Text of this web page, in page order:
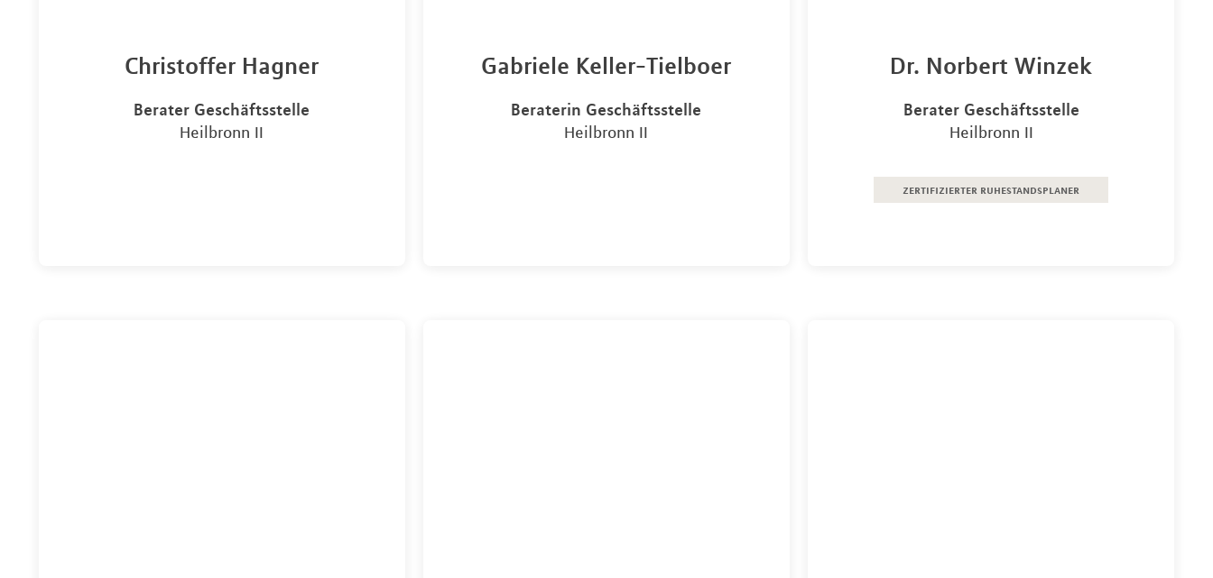
Christoffer Hagner
Berater Geschäftsstelle
Heilbronn II
Gabriele Keller-Tielboer
Beraterin Geschäftsstelle
Heilbronn II
Dr. Norbert Winzek
Berater Geschäftsstelle
Heilbronn II
zertifizierter ruhestandsplaner